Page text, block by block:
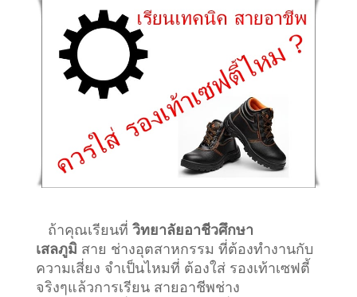
ถ้าคุณเรียนที่ วิทยาลัยอาชีวศึกษา
เสลภูมิ สาย ช่างอุตสาหกรรม ที่ต้องทำงานกับ
ความเสี่ยง จำเป็นไหมที่ ต้องใส่ รองเท้าเซฟตี้
จริงๆแล้วการเรียน สายอาชีพช่าง